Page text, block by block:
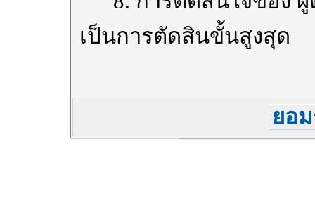
เป็นการตัดสินขั้นสูงสุด
ยอ